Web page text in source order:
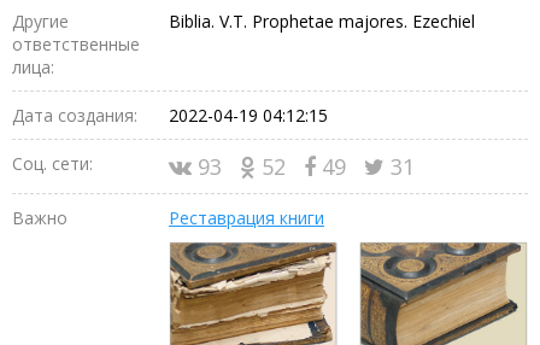
Другие
ответственные
лица:
Biblia. V.T. Prophetae majores. Ezechiel
Дата создания: 2022-04-19 04:12:15
Соц. сети: 93 52 49 31
Важно Реставрация книги